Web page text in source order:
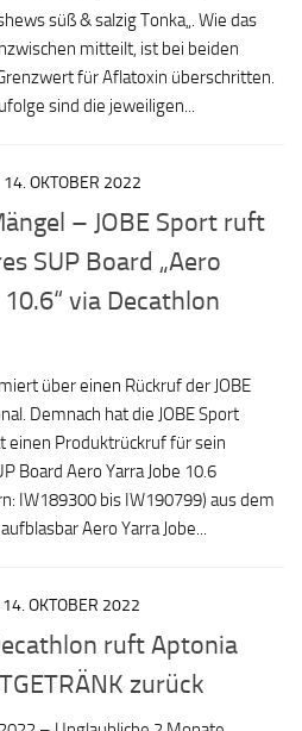
süß & salzig Tonka„. Wie das
mitteilt, ist bei beiden
für Aflatoxin überschritten.
sind die jeweiligen...
14. OKTOBER 2022
– JOBE Sport ruft
SUP Board „Aero
via Decathlon
über einen Rückruf der JOBE
Demnach hat die JOBE Sport
einen Produktrückruf für sein
Board Aero Yarra Jobe 10.6
IW189300 bis IW190799) aus dem
Aero Yarra Jobe...
14. OKTOBER 2022
ruft Aptonia
zurück